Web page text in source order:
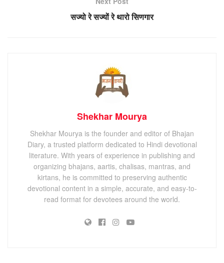
सज्यो रे सज्यों रे थारो सिणगार
Shekhar Mourya
Shekhar Mourya is the founder and editor of Bhajan
Diary, a trusted platform dedicated to Hindi devotional
literature. With years of experience in publishing and
organizing bhajans, aartis, chalisas, mantras, and
kirtans, he is committed to preserving authentic
devotional content in a simple, accurate, and easy-to-
read format for devotees around the world.